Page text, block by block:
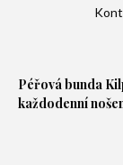
Péřová bunda
každodenní